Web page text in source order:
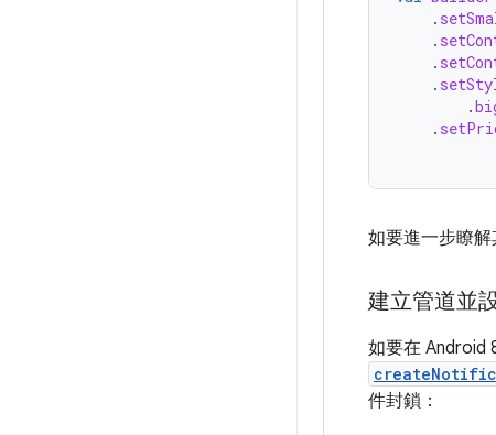
.
.
.
.
.
.
如要進一步瞭
建立管道並
如要在 Android
件封鎖：